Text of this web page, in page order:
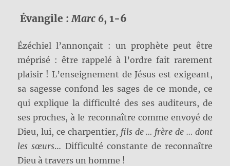
Évangile :Marc 6, 1-6
Ézéchiel l’annonçait : un prophète peut être
méprisé : être rappelé à l’ordre fait rarement
plaisir ! L’enseignement de Jésus est exigeant,
sa sagesse confond les sages de ce monde, ce
qui explique la difficulté des ses auditeurs, de
ses proches, à le reconnaître comme envoyé de
Dieu, lui, ce charpentier, fils de … frère de … dont
les sœurs… Difficulté constante de reconnaître
Dieu à travers un homme !